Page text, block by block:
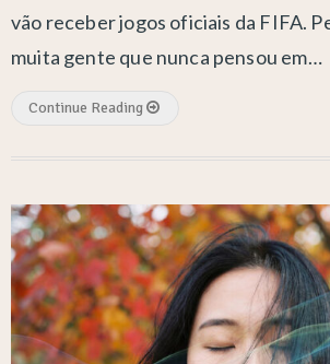
vão receber jogos oficiais da FIFA.
muita gente que nunca pensou em…
Continue Reading